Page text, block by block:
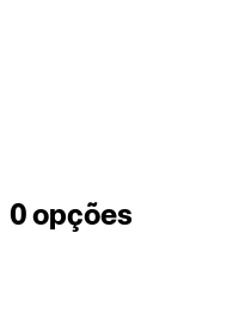
0 opções